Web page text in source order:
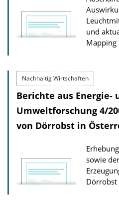
und
Mapping
Nachhaltig Wirtschaften
Berichte aus Energie-
Umweltforschung 4/
von Dörrobst in
sowie
Dörrobst